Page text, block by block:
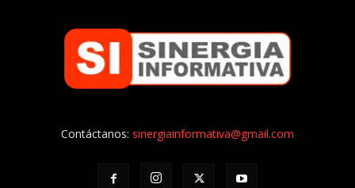
Contáctanos: sinergiainformativa@gmail.com